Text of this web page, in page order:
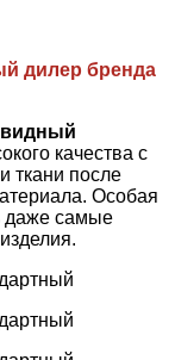
дилер бренда
качества с
ткани после
Особая
даже самые